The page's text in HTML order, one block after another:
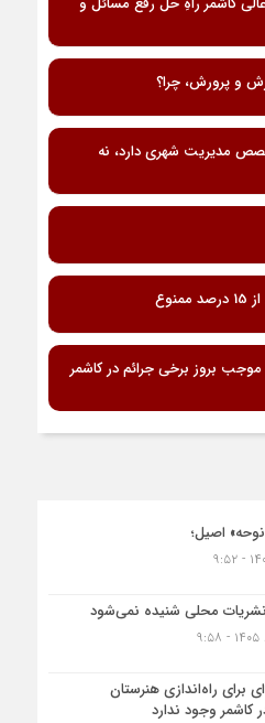
و پرورش، چرا؟
مدیریت شهری دارد، نه
بروز برخی جرائم در کاشمر
اصیل؛
محلی شنیده نمی‌شود
برای راه‌اندازی هنرستان
کاشمر وجود ندارد